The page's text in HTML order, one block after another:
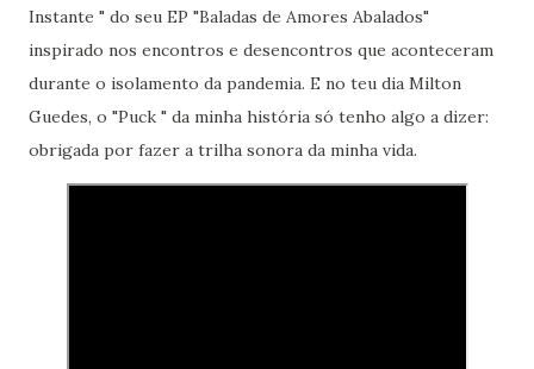
Instante " do seu EP "Baladas de Amores Abalados"
inspirado nos encontros e desencontros que aconteceram
durante o isolamento da pandemia. E no teu dia Milton
Guedes, o "Puck " da minha história só tenho algo a dizer:
obrigada por fazer a trilha sonora da minha vida.